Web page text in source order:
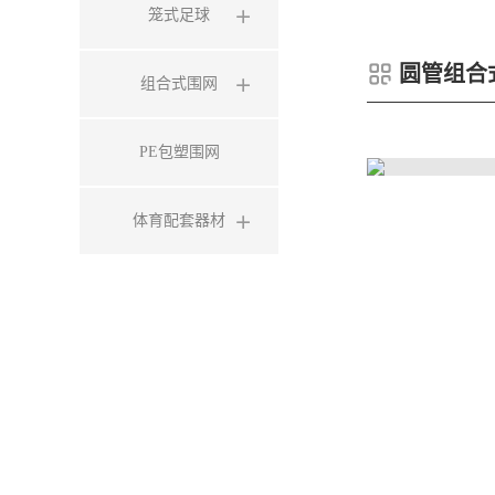
笼式足球
组合式围网
PE包塑围网
体育配套器材
圆管组合